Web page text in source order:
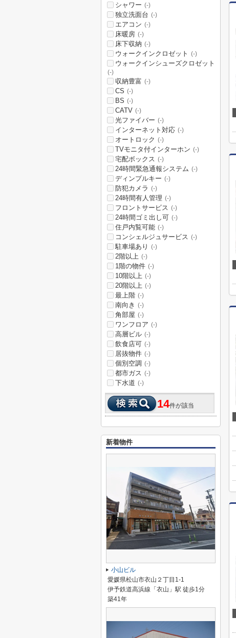
シャワー (-)
独立洗面台 (-)
エアコン (-)
床暖房 (-)
床下収納 (-)
ウォークインクロゼット (-)
ウォークインシューズクロゼット
(-)
収納豊富 (-)
CS (-)
BS (-)
CATV (-)
光ファイバー (-)
インターネット対応 (-)
オートロック (-)
TVモニタ付インターホン (-)
宅配ボックス (-)
24時間緊急通報システム (-)
ディンプルキー (-)
防犯カメラ (-)
24時間有人管理 (-)
フロントサービス (-)
24時間ゴミ出し可 (-)
住戸内覧可能 (-)
コンシェルジュサービス (-)
駐車場あり (-)
2階以上 (-)
1階の物件 (-)
10階以上 (-)
20階以上 (-)
最上階 (-)
南向き (-)
角部屋 (-)
ワンフロア (-)
高層ビル (-)
飲食店可 (-)
居抜物件 (-)
個別空調 (-)
都市ガス (-)
下水道 (-)
14件が該当
新着物件
小山ビル
愛媛県松山市衣山２丁目1-1
伊予鉄道高浜線「衣山」駅 徒歩1分
築41年